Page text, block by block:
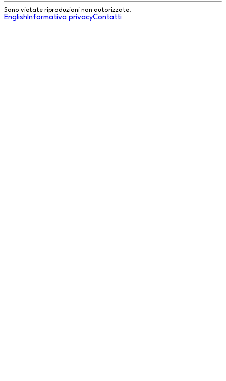
Sono vietate riproduzioni non autorizzate.
English Informativa privacyContatti